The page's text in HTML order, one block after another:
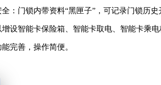
：门锁内带资料“黑匣子”，可记录门锁历
设智能卡保险箱、智能卡取电、智能卡乘
完善，操作简便。